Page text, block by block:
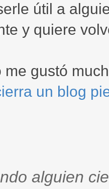
útil a
y quiere
me gustó
un blog
alguien